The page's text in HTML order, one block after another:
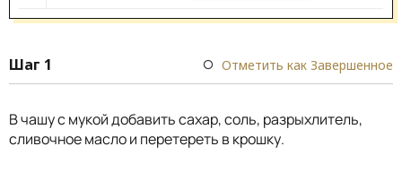
Шаг 1 Отметить как Завершенное
В чашу с мукой добавить сахар, соль, разрыхлитель,
сливочное масло и перетереть в крошку.